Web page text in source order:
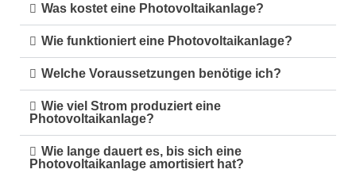
Was kostet eine Photovoltaikanlage?
Wie funktioniert eine Photovoltaikanlage?
Welche Voraussetzungen benötige ich?
Wie viel Strom produziert eine
Photovoltaikanlage?
Wie lange dauert es, bis sich eine
Photovoltaikanlage amortisiert hat?